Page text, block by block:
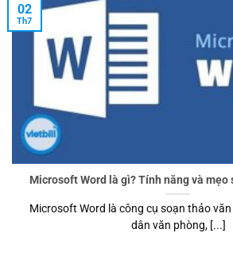
Microsoft Word là gì? Tính năng và mẹo
Microsoft Word là công cụ soạn thảo
dân văn phòng, [...]
02
Th7